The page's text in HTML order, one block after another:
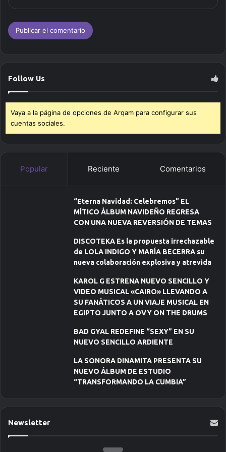
Follow Us
Vaya a la página de opciones de Arqam para configurar sus
cuentas sociales.
Popular Reciente Comentarios
“Eterna Navidad: Celebremos” EL
MÍTICO ÁLBUM NAVIDEÑO REGRESA
CON UNA NUEVA REVERSIÓN DE TEMAS
DISCOTEKA Es la propuesta irrechazable
de LOLA INDIGO Y MARÍA BECERRA su
nueva colaboración explosiva y atrevida
KAROL G ESTRENA NUEVO SENCILLO Y
VIDEO MUSICAL «CAIRO» LLEVANDO A
SU FANÁTICOS A UN VIAJE MUSICAL EN
EGIPTO JUNTO A OVY ON THE DRUMS
BAD GYAL REDEFINE “SEXY” EN SU
NUEVO SENCILLO ARDIENTE
LA SONORA DINAMITA PRESENTA SU
NUEVO ÁLBUM DE ESTUDIO
“TRANSFORMANDO LA CUMBIA”
Newsletter